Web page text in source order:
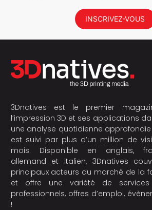
INSCRIVEZ-VOUS
3Dnatives est le premier
l’impression 3D et ses applications
une analyse quotidienne
est suivi par plus d’un million de
mois. Disponible en anglais,
allemand et italien, 3Dnatives
principaux acteurs du marché de la
et offre une variété de
professionnels, offres d’emploi,
!